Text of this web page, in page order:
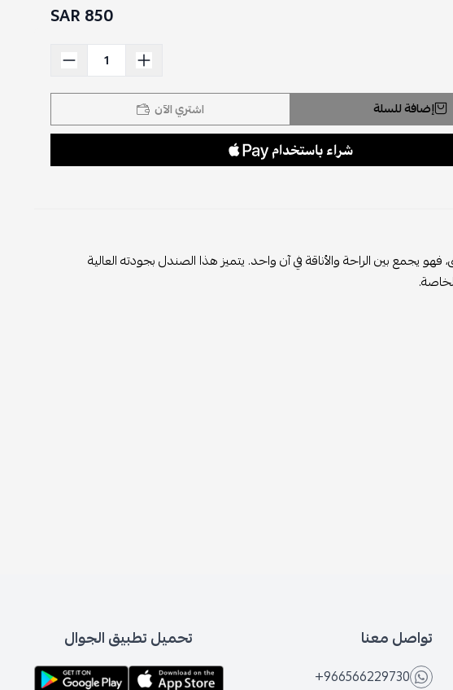
850 SAR
إضافة للسلة اشتري الآن
يجمع بين الراحة والأناقة في آن واحد. يتميز هذا الصندل بجودته العالية
تواصل معنا
+966566229730
تحميل تطبيق الجوال